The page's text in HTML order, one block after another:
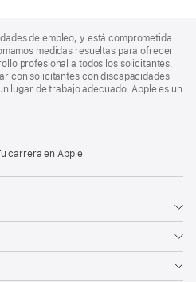
de empleo, y está comprometida
medidas resueltas para ofrecer
profesional a todos los solicitantes.
con solicitantes con discapacidades
lugar de trabajo adecuado. Apple es un
carrera en Apple